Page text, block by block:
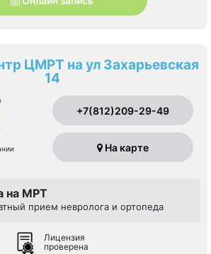
ЦМРТ на ул Захарьевская
14
+7(812)209-29-49
На карте
на МРТ
прием невролога и ортопеда
Лицензия
проверена